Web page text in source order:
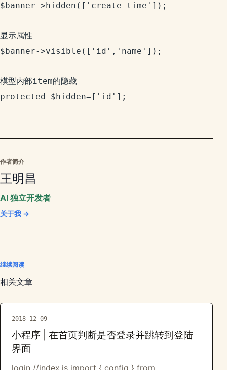
$banner->hidden(['create_time']);
显示属性
$banner->visible(['id','name']);
模型内部item的隐藏
protected $hidden=['id'];
作者简介
王明昌
AI 独立开发者
关于我 →
继续阅读
相关文章
2018-12-09
小程序 | 在首页判断是否登录并跳转到登陆
界面
login //index.js import { config } from